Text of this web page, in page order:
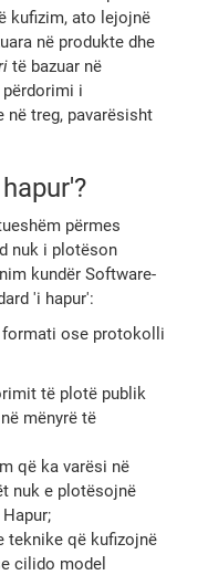
kufizim, ato lejojnë
në produkte dhe
të bazuar në
i
treg, pavarësisht
përmes
nuk i plotëson
kundër Software-
'i hapur':
ose protokolli
të plotë publik
mënyrë të
që ka varësi në
nuk e plotësojnë
teknike që kufizojnë
cilido model